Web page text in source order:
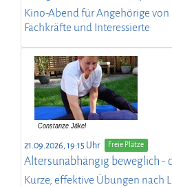
Kino-Abend für Angehörige
Fachkräfte und Interessierte
21.09.2026, 19:15 Uhr Freie Plätze
Altersunabhängig beweglich -
Kurze, effektive Übungen nach